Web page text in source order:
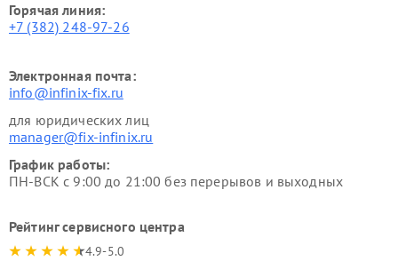
Горячая линия:
+7 (382) 248-97-26
Электронная почта:
info@infinix-fix.ru
для юридических лиц
manager@fix-infinix.ru
График работы:
ПН-ВСК с 9:00 до 21:00 без перерывов и выходных
Рейтинг сервисного центра
4.9-5.0